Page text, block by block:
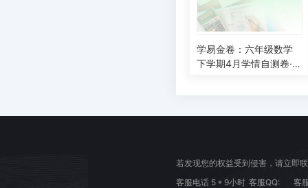
学易金卷：六年级数学
下学期4月学情自测卷·基
若发现您的权益受到侵害，请立即
客服电话 5 * 9小时 客服QQ: 客